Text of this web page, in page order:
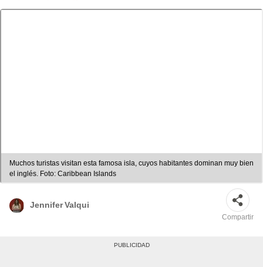
Muchos turistas visitan esta famosa isla, cuyos habitantes dominan muy bien
el inglés. Foto: Caribbean Islands
Jennifer Valqui
Compartir